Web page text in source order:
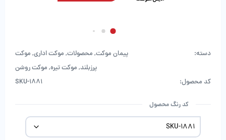
دسته: پیمان موکت, محصولات, موکت اداری, موکت
پرزبلند, موکت تیره, موکت روشن
کد محصول:
SKU-1881
کد رنگ محصول